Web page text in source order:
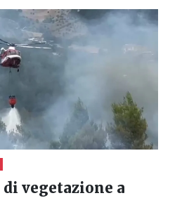
vegetazione a